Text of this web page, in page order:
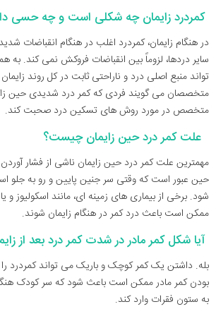
کمردرد زایمان چه شکلی است و چه حسی
در هنگام زایمان، کمردرد اغلب در هنگام انقباضات
سایر دردها، لزوماً بین انقباضات فروکش نمی کند. به
تواند منبع اصلی درد و ناراحتی ثابت در کل روند
متخصصان می گویند فردی که کمر درد شدیدی حین
متخصص در مورد روش های تسکین درد صحبت کند.
علت کمر درد حین زایمان چیست؟
مهمترین علت کمر درد حین زایمان ناشی از فشار
حین عبور است که وقتی سر جنین پایین و رو به
شود. برخی از بیماری های زمینه ای، مانند اسکولیوز و
ممکن است باعث درد کمر در هنگام زایمان شوند.
آیا شکل کمر مادر در شدت کمر درد بعد از
بله. داشتن یک کمر کوچک و باریک می تواند کمردرد را
بودن کمر مادر ممکن است باعث شود که سر کودک
به ستون فقرات وارد کند.